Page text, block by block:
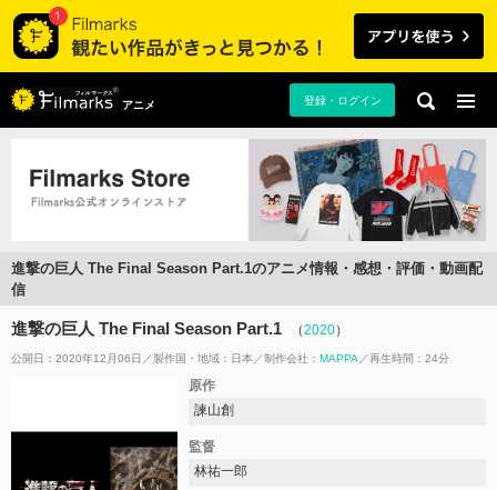
アニメ 登録・ログイン
進撃の巨人 The Final Season Part.1のアニメ情報・感想・評価・動画配
信
進撃の巨人 The Final Season Part.1 （2020）
公開日：2020年12月06日 製作国・地域： 日本 制作会社： MAPPA 再生時間：24分
原作
諫山創
監督
林祐一郎